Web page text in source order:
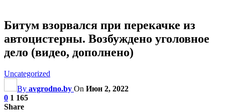
Битум взорвался при перекачке из
автоцистерны. Возбуждено уголовное
дело (видео, дополнено)
Uncategorized
By avgrodno.by On Июн 2, 2022
0 1 165
Share